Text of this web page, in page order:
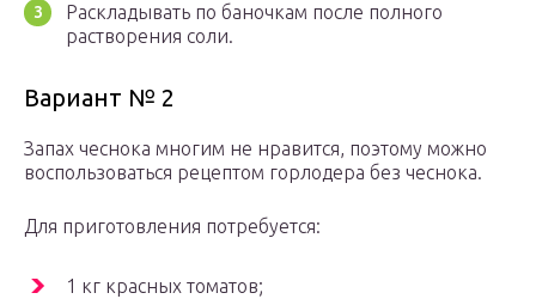
Раскладывать по баночкам после полного
растворения соли.
Вариант № 2
Запах чеснока многим не нравится, поэтому можно
воспользоваться рецептом горлодера без чеснока.
Для приготовления потребуется:
1 кг красных томатов;